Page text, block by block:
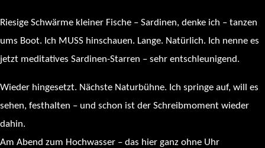
Riesige Schwärme kleiner Fische – Sardinen, denke ich – tanzen
ums Boot. Ich MUSS hinschauen. Lange. Natürlich. Ich nenne es
jetzt meditatives Sardinen-Starren – sehr entschleunigend.
Wieder hingesetzt. Nächste Naturbühne. Ich springe auf, will es
sehen, festhalten – und schon ist der Schreibmoment wieder
dahin.
Am Abend zum Hochwasser – das hier ganz ohne Uhr